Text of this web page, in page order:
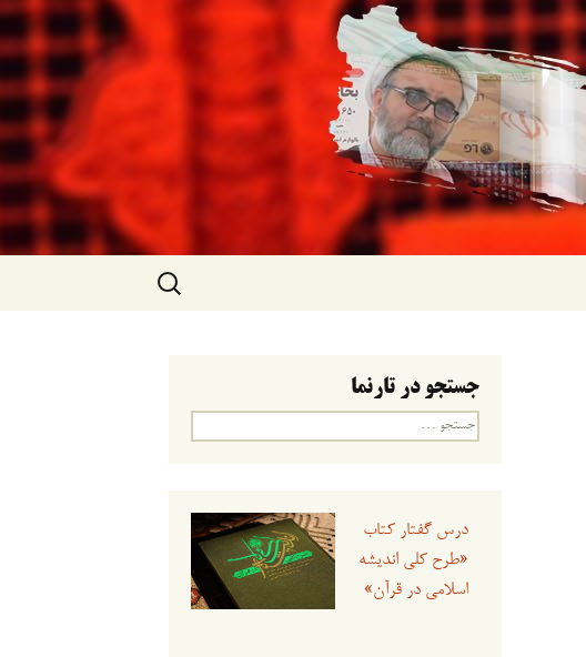
جستجو
برای:
جستجو در تارنما
جستجو
درس گفتار کتاب
«طرح کلی اندیشه
اسلامی در قرآن»